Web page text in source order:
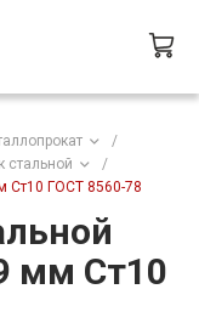
/
стальной
/
Ст10 ГОСТ 8560-78
мм Ст10